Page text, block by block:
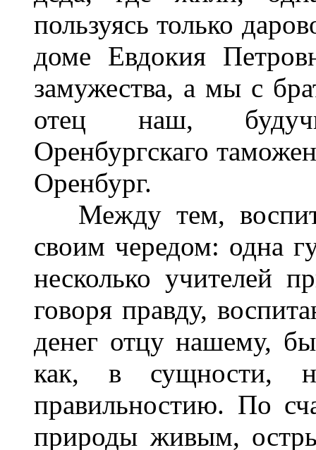
пользуясь только
доме Евдокия
замужества, а мы с
отец наш,
Оренбургскаго
Оренбург.
Между тем,
своим чередом: одна
несколько учителей
говоря правду,
денег отцу нашему,
как, в сущности,
правильностию. По
природы живым,